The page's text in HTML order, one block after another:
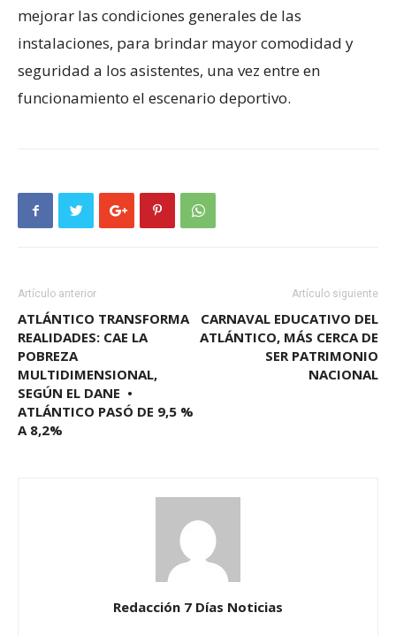
mejorar las condiciones generales de las
instalaciones, para brindar mayor comodidad y
seguridad a los asistentes, una vez entre en
funcionamiento el escenario deportivo.
Artículo anterior
ATLÁNTICO TRANSFORMA
REALIDADES: CAE LA
POBREZA
MULTIDIMENSIONAL,
SEGÚN EL DANE •
ATLÁNTICO PASÓ DE 9,5 %
A 8,2%
Artículo siguiente
CARNAVAL EDUCATIVO DEL
ATLÁNTICO, MÁS CERCA DE
SER PATRIMONIO
NACIONAL
Redacción 7 Días Noticias